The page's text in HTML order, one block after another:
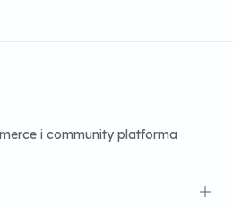
i community platforma